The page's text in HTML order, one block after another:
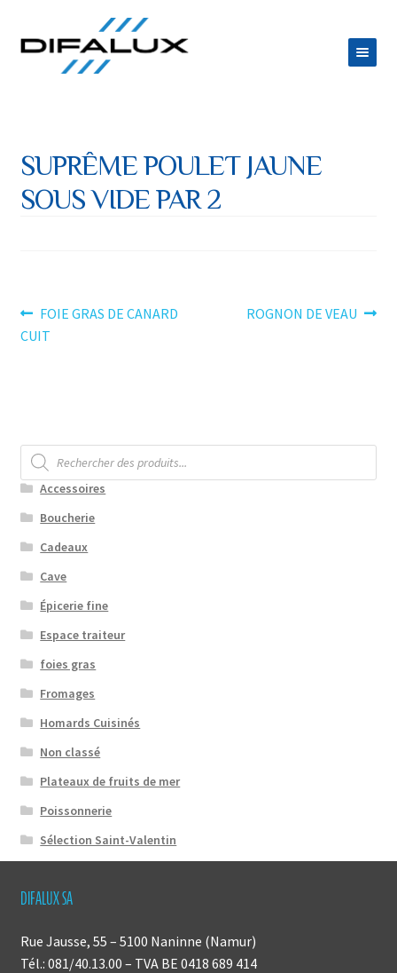
à
au
contenu
PRODUITS
ESPACE TRAITEUR
enfant
SUPRÊME POULET JAUNE
SOUS VIDE PAR 2
Navigation
de
Article
précédent :
FOIE GRAS DE CANARD
CUIT
Article
ROGNON DE VEAU
Recherche
de
produits
Accessoires
Boucherie
Cadeaux
Cave
Épicerie fine
Espace traiteur
foies gras
Fromages
Homards Cuisinés
Non classé
Plateaux de fruits de mer
Poissonnerie
Sélection Saint-Valentin
DIFALUX SA
Rue Jausse, 55 – 5100 Naninne (Namur)
Tél.: 081/40.13.00 – TVA BE 0418 689 414